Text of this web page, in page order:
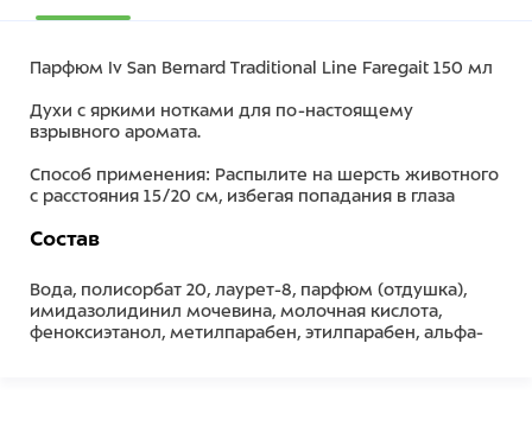
Парфюм Iv San Bernard Traditional Line Faregait 150 мл
Духи с яркими нотками для по-настоящему
взрывного аромата.
Способ применения: Распылите на шерсть животного
с расстояния 15/20 см, избегая попадания в глаза
Состав
Вода, полисорбат 20, лаурет-8, парфюм (отдушка),
имидазолидинил мочевина, молочная кислота,
феноксиэтанол, метилпарабен, этилпарабен, альфа-